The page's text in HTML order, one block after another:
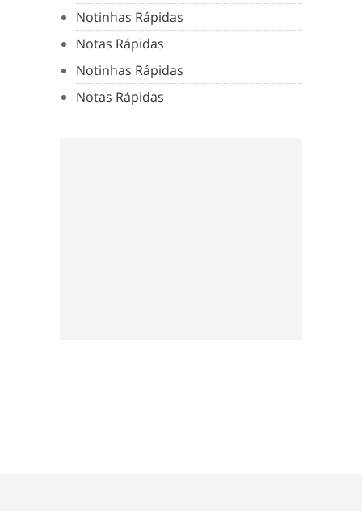
Notinhas Rápidas
Notas Rápidas
Notinhas Rápidas
Notas Rápidas